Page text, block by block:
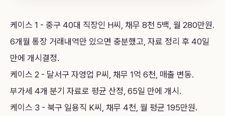
케이스 1 - 중구 40대 직장인 H씨, 채무 8천 5백, 월 280만원.
6개월 통장 거래내역만 있으면 충분했고, 자료 정리 후 40일
만에 개시결정.
케이스 2 - 달서구 자영업 P씨, 채무 1억 6천, 매출 변동.
부가세 4개 분기 자료로 평균 산정, 65일 만에 개시.
케이스 3 - 북구 일용직 K씨, 채무 4천, 월 평균 195만원.